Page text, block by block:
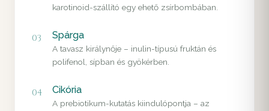
karotinoid-szállító egy ehető zsírbombában.
03 Spárga
A tavasz királynője – inulin-típusú fruktán és
polifenol, sípban és gyökérben.
04 Cikória
A prebiotikum-kutatás kiindulópontja – az